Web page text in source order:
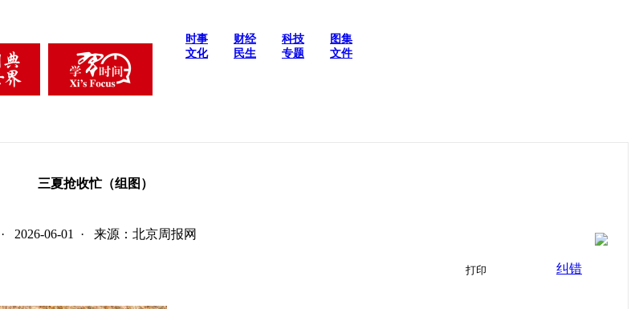
时事 财经 科技
图集
文化
民生 专题 文件
三夏抢收忙（组图）
· 2026-06-01 · 来源：北京周报网
打印 纠错